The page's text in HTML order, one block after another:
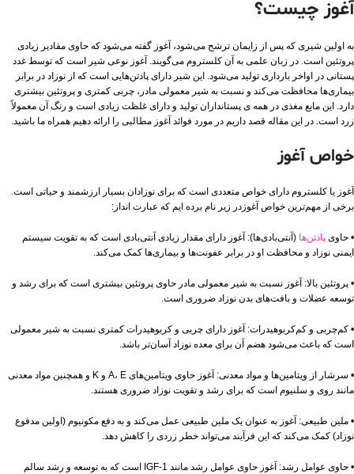
آغوز چیست؟
به اولین شیری که پس از زایمان ترشح می‌شود، آغوز گفته می‌شود که حاوی مقادیر زیادی
پروتئین است. در زبان علمی به آن کلستروم می‌گویند. آغوز نوعی شیر است که توسط غدد
پستانی در اواخر بارداری تولید می‌شود. این شیر دارای پادتن‌هایی است که از نوزاد در برابر
بیماری‌ها محافظت می‌کند و نسبت به شیر معمولی مادر، چربی کمتری و پروتئین بیشتری
دارد. این مایع مغذی در همه ی پستانداران تولید و دارای غلظت زیادی است و رنگ آن معمولاً
زرد است. در این مقاله قصد داریم در مورد فوائد آغوز مطالبی را ارائه دهیم همراه ما باشید.
خواص آغوز
آغوز یا کلستروم دارای خواص متعددی است که برای نوزادان بسیار ارزشمند و حیاتی است.
برخی از مهم‌ترین خواص آغوزدر زیر نام برده ایم که عبارت انداز:
• حاوی پادتن‌ها (آنتی‌بادی‌ها): آغوز دارای مقدار زیادی آنتی‌بادی است که به تقویت سیستم
ایمنی نوزاد و محافظت او در برابر عفونت‌ها و بیماری‌ها کمک می‌کند.
• پروتئین بالا: آغوز نسبت به شیر معمولی مادر حاوی پروتئین بیشتری است که برای رشد و
توسعه عضلات و بافت‌های بدن نوزاد ضروری است.
• کم‌چربی و کم‌کربوهیدرات: آغوز دارای چربی و کربوهیدرات کمتری نسبت به شیر معمولی
است که باعث می‌شود هضم آن برای معده نوزاد آسان‌تر باشد.
• سرشار از ویتامین‌ها و مواد معدنی: آغوز حاوی ویتامین‌های A، E و K و همچنین مواد معدنی
مانند روی و سلنیوم است که برای رشد و تقویت نوزاد ضروری هستند.
• ملین طبیعی: آغوز به عنوان یک ملین طبیعی عمل می‌کند و به دفع مکونیوم (اولین مدفوع
نوزاد) کمک می‌کند که این فرآیند می‌تواند خطر زردی را کاهش دهد.
• حاوی عوامل رشد: آغوز حاوی عوامل رشد مانند IGF-1 است که به توسعه و رشد سالم